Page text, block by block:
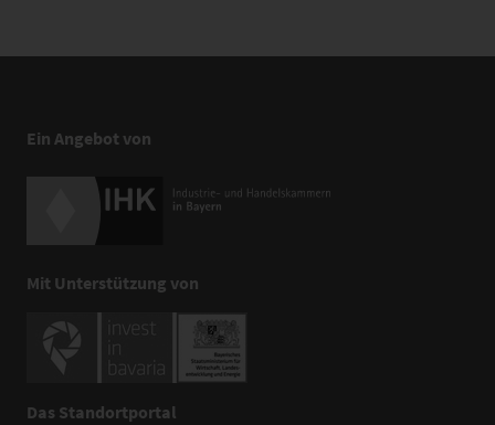
Ein Angebot von
Mit Unterstützung von
Das Standortportal